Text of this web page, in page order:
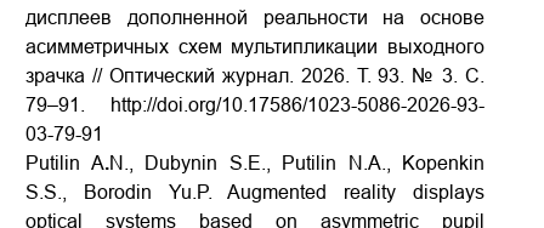
дисплеев дополненной реальности на основе
асимметричных схем мультипликации выходного
зрачка // Оптический журнал. 2026. Т. 93. № 3.С
79–91.
http://doi.org/10.17586/1023-5086-2026-93-
03-79-91
Putilin A.N., Dubynin S.E., Putilin N.A., Kopenkin
S.S., Borodin Yu.P. Augmented reality displays
optical systems based on asymmetric pupil